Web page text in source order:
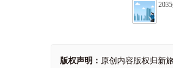
版权声明： 原创内容版权归新